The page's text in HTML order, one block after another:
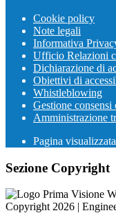
Cookie policy
Note legali
Informativa
Ufficio Relazioni
Dichiarazione di
Obiettivi di
Whistleblowing
Gestione consensi
Amministrazione
Pagina visualizzata
Sezione Copyright
Copyright 2026 |